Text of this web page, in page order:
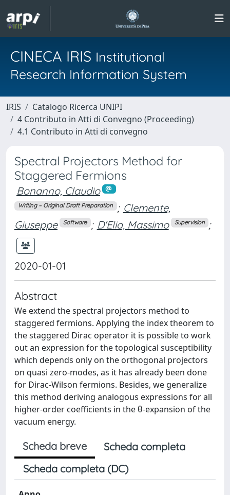
CINECA IRIS Institutional
Research Information System
IRIS
Catalogo Ricerca UNIPI
4 Contributo in Atti di Convegno (Proceeding)
4.1 Contributo in Atti di convegno
Spectral Projectors Method for
Staggered Fermions
Bonanno, Claudio
Writing – Original Draft Preparation ; Clemente,
Giuseppe
Software ; D'Elia, Massimo Supervision ;
2020-01-01
Abstract
We extend the spectral projectors method to
staggered fermions. Applying the index theorem to
the staggered Dirac operator it is possible to work
out an expression for the topological susceptibility
which depends only on the orthogonal projectors
on quasi zero-modes, as it has already been done
for Dirac-Wilson fermions. Besides, we generalize
this method deriving analogous expressions for all
higher-order coefficients in the θ-expansion of the
vacuum energy.
Scheda breve
Scheda completa
Scheda completa (DC)